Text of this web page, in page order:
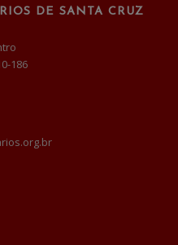
DE SANTA CRUZ
186